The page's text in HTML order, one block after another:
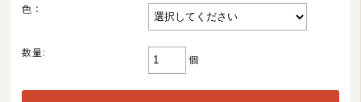
色：
数量:
個
羽毛布団
その他掛け布団